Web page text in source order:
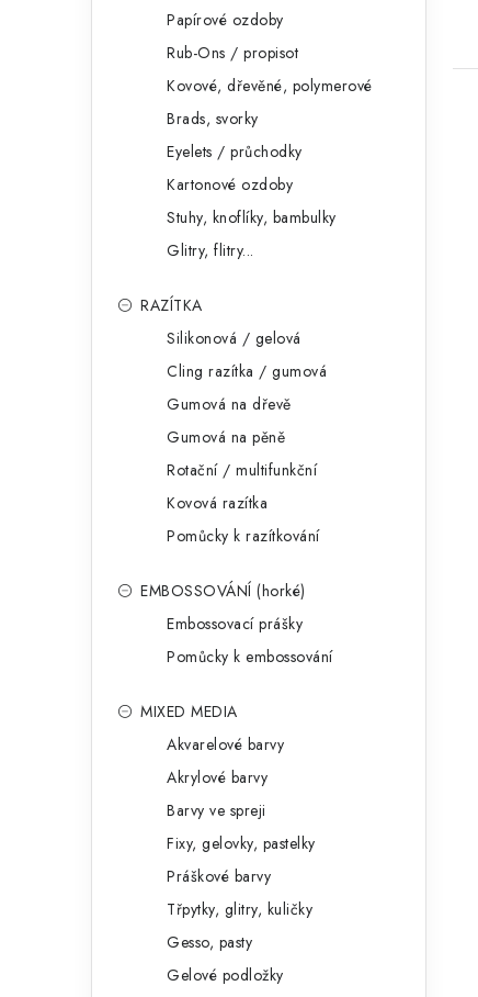
Papírové ozdoby
Rub-Ons / propisot
Kovové, dřevěné, polymerové
Brads, svorky
Eyelets / průchodky
Kartonové ozdoby
Stuhy, knoflíky, bambulky
Glitry, flitry...
RAZÍTKA
Silikonová / gelová
Cling razítka / gumová
Gumová na dřevě
Gumová na pěně
Rotační / multifunkční
Kovová razítka
Pomůcky k razítkování
EMBOSSOVÁNÍ (horké)
Embossovací prášky
Pomůcky k embossování
MIXED MEDIA
Akvarelové barvy
Akrylové barvy
Barvy ve spreji
Fixy, gelovky, pastelky
Práškové barvy
Třpytky, glitry, kuličky
Gesso, pasty
Gelové podložky